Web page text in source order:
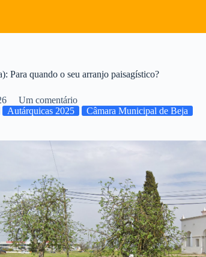
Para quando o seu arranjo paisagístico?
Um comentário
Autárquicas 2025 Câmara Municipal de Beja